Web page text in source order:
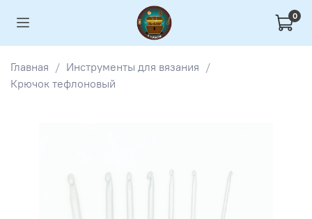
0
Главная
Инструменты для вязания
Крючок тефлоновый